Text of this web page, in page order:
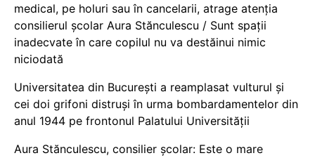
medical, pe holuri sau în cancelarii, atrage atenția
consilierul școlar Aura Stănculescu / Sunt spații
inadecvate în care copilul nu va destăinui nimic
niciodată
Universitatea din București a reamplasat vulturul și
cei doi grifoni distruși în urma bombardamentelor din
anul 1944 pe frontonul Palatului Universității
Aura Stănculescu, consilier școlar: Este o mare